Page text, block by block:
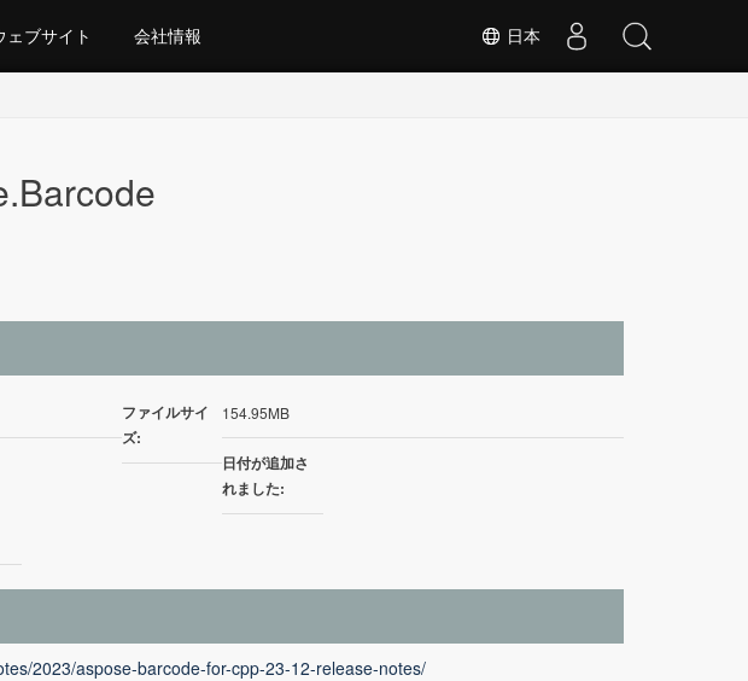
日本
ェブサイト 会社情報
ファイルサイ
ズ:
154.95MB
日付が追加さ
れました:
2023/aspose-barcode-for-cpp-23-12-release-notes/